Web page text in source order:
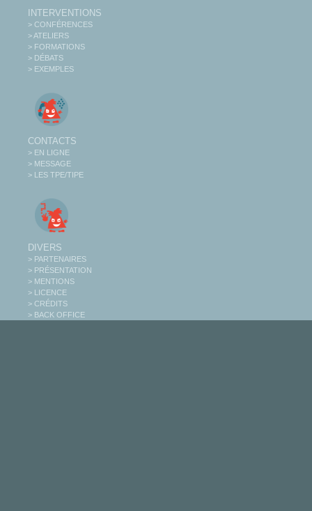
INTERVENTIONS
> CONFÉRENCES
> ATELIERS
> FORMATIONS
> DÉBATS
> EXEMPLES
CONTACTS
> EN LIGNE
> MESSAGE
> LES TPE/TIPE
DIVERS
> PARTENAIRES
> PRÉSENTATION
> MENTIONS
> LICENCE
> CRÉDITS
> BACK OFFICE